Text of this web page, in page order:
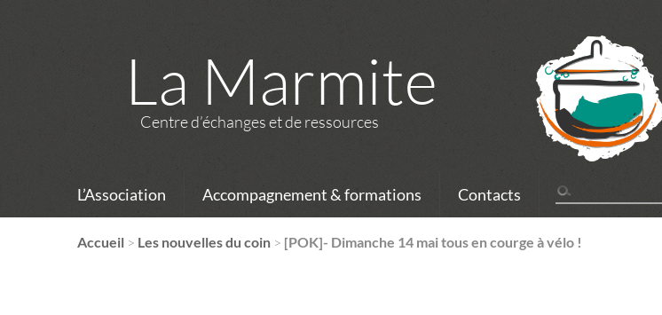
La Marmite
Centre d’échanges et de ressources
L’Association Accompagnement & formations Contacts
Accueil > Les nouvelles du coin > [POK]- Dimanche 14 mai tous en courge à vélo !